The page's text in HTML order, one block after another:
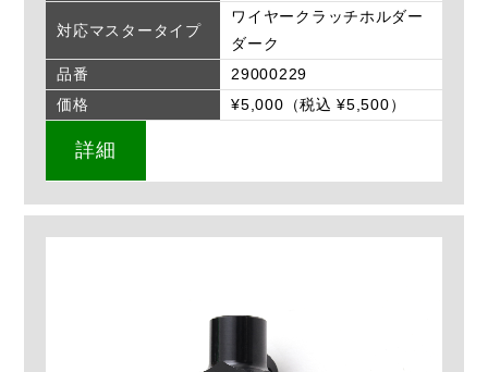
対応マスタータイプ
ワイヤークラッチホルダー
ダーク
品番
29000229
価格
¥5,000（税込 ¥5,500）
詳細